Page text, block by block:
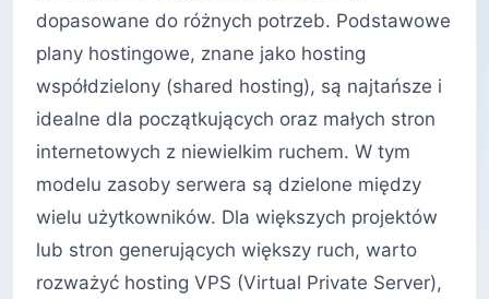
dopasowane do różnych potrzeb. Podstawowe
plany hostingowe, znane jako hosting
współdzielony (shared hosting), są najtańsze i
idealne dla początkujących oraz małych stron
internetowych z niewielkim ruchem. W tym
modelu zasoby serwera są dzielone między
wielu użytkowników. Dla większych projektów
lub stron generujących większy ruch, warto
rozważyć hosting VPS (Virtual Private Server),